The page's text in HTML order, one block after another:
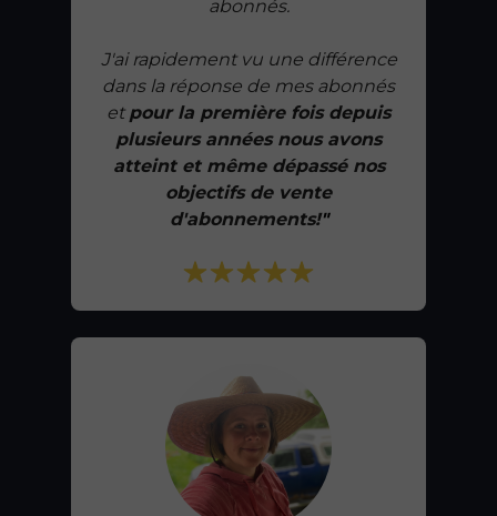
abonnés.
J'ai rapidement vu une différence
dans la réponse de mes abonnés
et pour la première fois depuis
plusieurs années nous avons
atteint et même dépassé nos
objectifs de vente
d'abonnements!"
« Je me sens mieux outillée pour
débuter mon projet.»